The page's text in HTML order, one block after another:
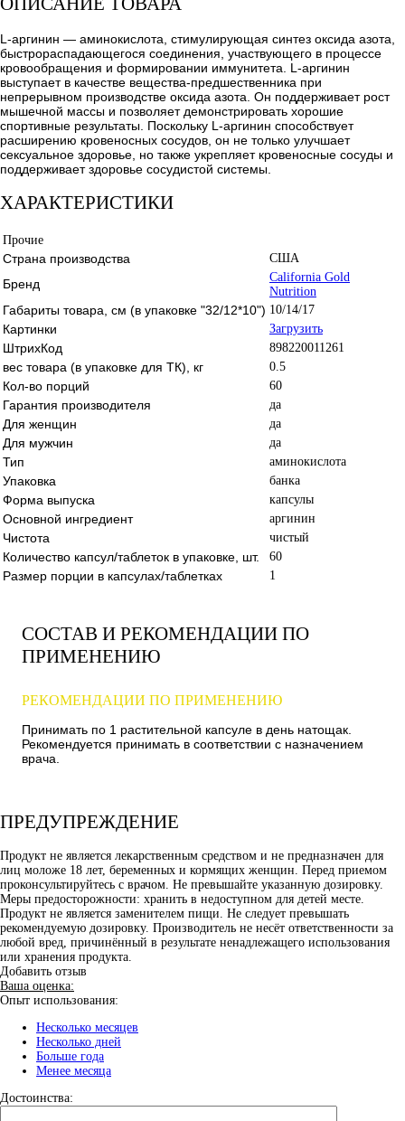
L-аргинин — аминокислота, стимулирующая синтез оксида азота,
быстрораспадающегося соединения, участвующего в процессе
кровообращения и формировании иммунитета. L-аргинин
выступает в качестве вещества-предшественника при
непрерывном производстве оксида азота. Он поддерживает рост
мышечной массы и позволяет демонстрировать хорошие
спортивные результаты. Поскольку L-аргинин способствует
расширению кровеносных сосудов, он не только улучшает
сексуальное здоровье, но также укрепляет кровеносные сосуды и
поддерживает здоровье сосудистой системы.
ХАРАКТЕРИСТИКИ
Прочие
Страна производства США
Бренд
California Gold
Nutrition
Габариты товара, см (в упаковке "32/12*10") 10/14/17
Картинки Загрузить
ШтрихКод 898220011261
вес товара (в упаковке для ТК), кг 0.5
Кол-во порций 60
Гарантия производителя да
Для женщин да
Для мужчин да
Тип аминокислота
Упаковка банка
Форма выпуска капсулы
Основной ингредиент аргинин
Чистота чистый
Количество капсул/таблеток в упаковке, шт. 60
Размер порции в капсулах/таблетках 1
СОСТАВ И РЕКОМЕНДАЦИИ ПО
ПРИМЕНЕНИЮ
РЕКОМЕНДАЦИИ ПО ПРИМЕНЕНИЮ
Принимать по 1 растительной капсуле в день натощак.
Рекомендуется принимать в соответствии с назначением
врача.
ПРЕДУПРЕЖДЕНИЕ
Продукт не является лекарственным средством и не предназначен для
лиц моложе 18 лет, беременных и кормящих женщин. Перед приемом
проконсультируйтесь с врачом. Не превышайте указанную дозировку.
Меры предосторожности: хранить в недоступном для детей месте.
Продукт не является заменителем пищи. Не следует превышать
рекомендуемую дозировку. Производитель не несёт ответственности за
любой вред, причинённый в результате ненадлежащего использования
или хранения продукта.
Добавить отзыв
Ваша оценка:
Опыт использования:
Несколько месяцев
Несколько дней
Больше года
Менее месяца
Достоинства: